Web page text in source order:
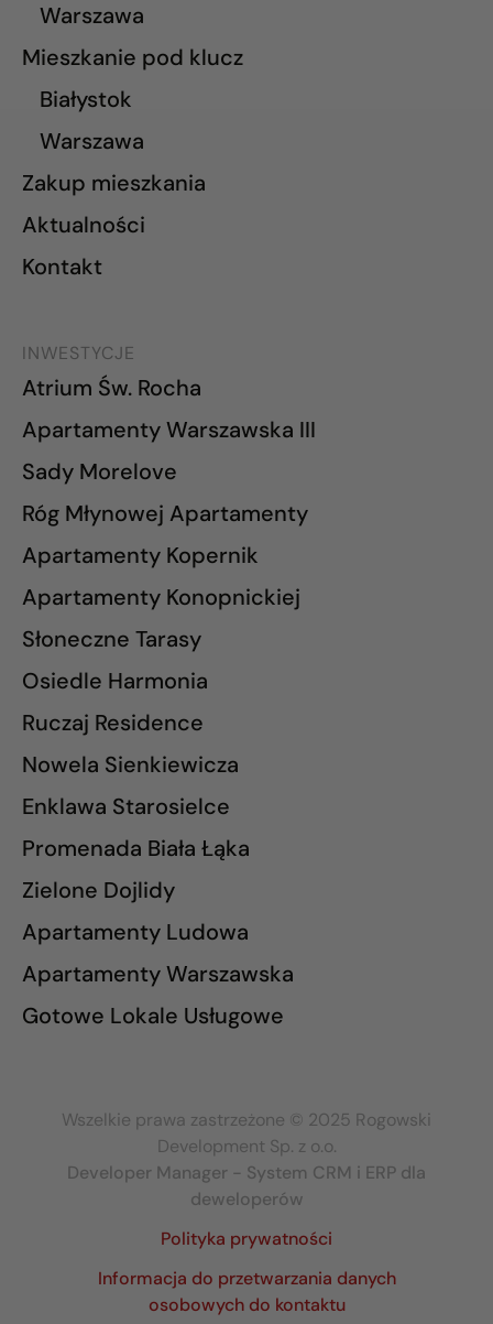
Warszawa
Mieszkanie pod klucz
Białystok
Warszawa
Zakup mieszkania
Aktualności
Kontakt
INWESTYCJE
Atrium Św. Rocha
Apartamenty Warszawska III
Sady Morelove
Róg Młynowej Apartamenty
Apartamenty Kopernik
Apartamenty Konopnickiej
Słoneczne Tarasy
Osiedle Harmonia
Ruczaj Residence
Nowela Sienkiewicza
Enklawa Starosielce
Promenada Biała Łąka
Zielone Dojlidy
Apartamenty Ludowa
Apartamenty Warszawska
Gotowe Lokale Usługowe
Wszelkie prawa zastrzeżone © 2025 Rogowski
Development Sp. z o.o.
Developer Manager - System CRM i ERP dla
deweloperów
Polityka prywatności
Informacja do przetwarzania danych
osobowych do kontaktu